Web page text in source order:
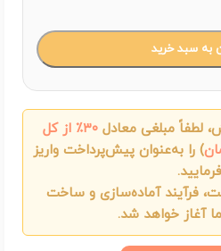
به سبد خرید
لطفاً مبلغی معادل
۳۰٪ از کل
) را به‌عنوان پیش‌پرداخت واریز
فرمایید.
فرآیند آماده‌سازی و ساخت
آغاز خواهد شد.